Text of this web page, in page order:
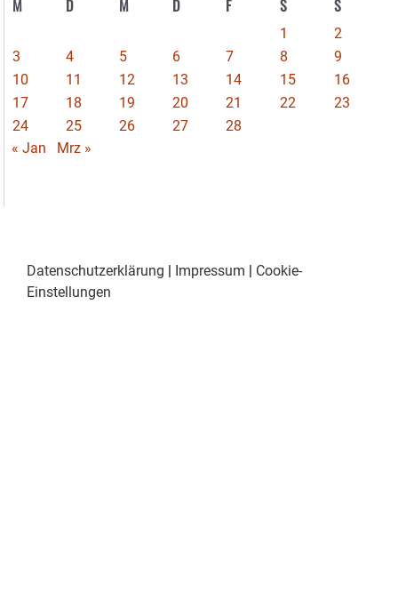
M D M D F S S
1
2
3
4 5 6 7 8
9
10
11 12 13 14 15
16
17
18 19 20 21 22
23
24
25 26 27
28
« Jan
Mrz »
Datenschutzerklärung | Impressum | Cookie-
Einstellungen